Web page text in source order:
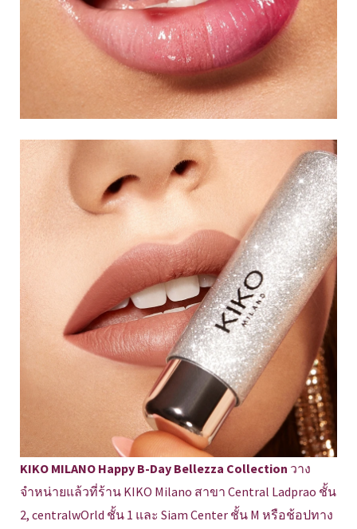
KIKO MILANO Happy B-Day Bellezza Collection วาง
จำหน่ายแล้วที่ร้าน KIKO Milano สาขา Central Ladprao ชั้น
2, centralwOrld ชั้น 1 และ Siam Center ชั้น M หรือช้อปทาง